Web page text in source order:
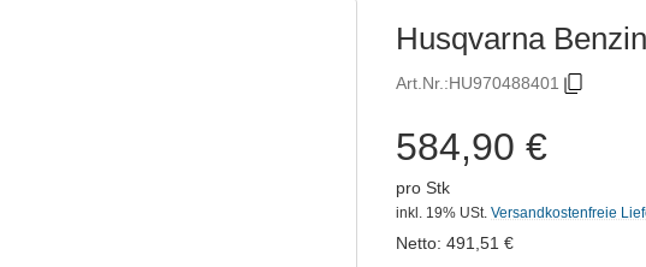
Husqvarna
Art.Nr.:HU970488401
584,90 €
pro Stk
inkl. 19% USt. Versandkostenfreie
Netto: 491,51 €